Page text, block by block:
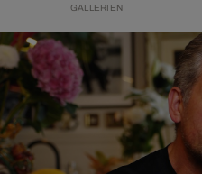
GALLERIEN